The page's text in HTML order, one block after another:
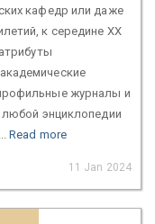
кафедр или даже
к середине ХХ
журналы и
энциклопедии
Read more
11 Jan 2024